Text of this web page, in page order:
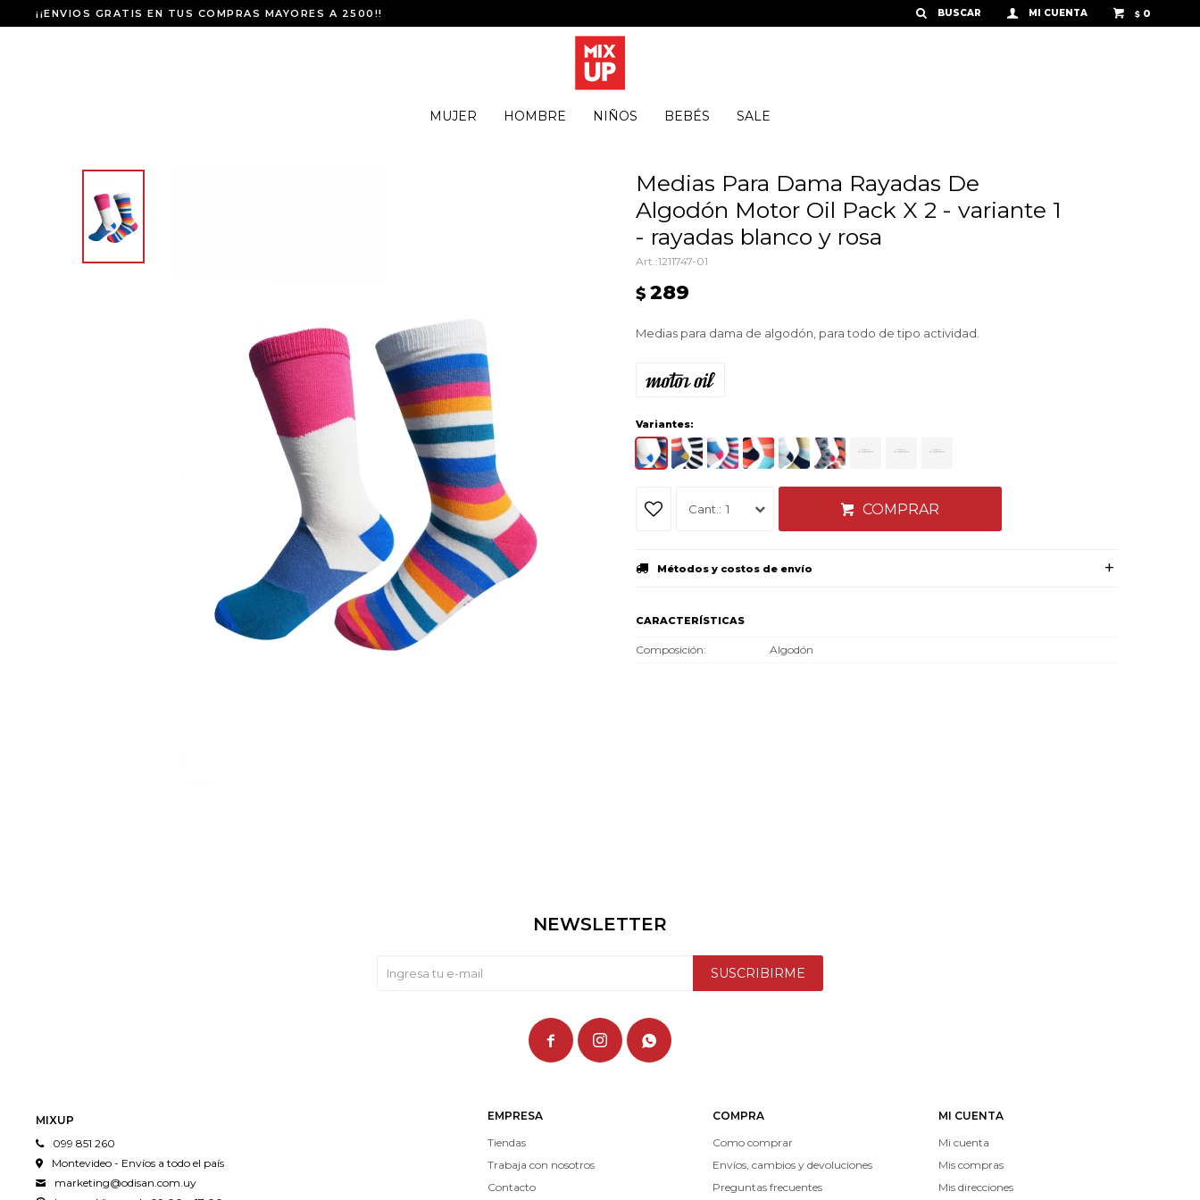
MUJER HOMBRE NIÑOS BEBÉS SALE
$ 0
¡¡ENVIOS GRATIS EN TUS COMPRAS MAYORES A 2500!!
Medias Para Dama Rayadas De
Algodón Motor Oil Pack X 2 - variante 1
- rayadas blanco y rosa
1211747-01
$ 289
Medias para dama de algodón, para todo de tipo actividad.
Variantes:
1 COMPRAR
Métodos y costos de envío
CARACTERÍSTICAS
Composición Algodón
MIXUP
099 851 260
Montevideo - Envíos a todo el país
marketing@odisan.com.uy
EMPRESA
Tiendas
Trabaja con nosotros
Contacto
COMPRA
Como comprar
Envíos, cambios y devoluciones
Preguntas frecuentes
MI CUENTA
Mi cuenta
Mis compras
Mis direcciones
NEWSLETTER
SUSCRIBIRME
  